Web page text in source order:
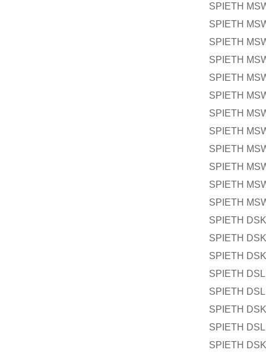
SPIETH
SPIETH
SPIETH
SPIETH
SPIETH
SPIETH
SPIETH
SPIETH
SPIETH
SPIETH
SPIETH
SPIETH
SPIETH
SPIETH
SPIETH
SPIETH
SPIETH
SPIETH
SPIETH
SPIETH